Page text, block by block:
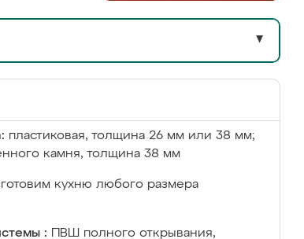
▼
пластиковая, толщина 26 мм или 38 мм;
камня, толщина 38 мм
кухню любого размера
:
ПВШ полного открывания,